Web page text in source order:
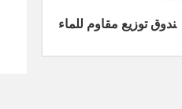
صندوق توزيع مقاوم للماء
HT-5Ways